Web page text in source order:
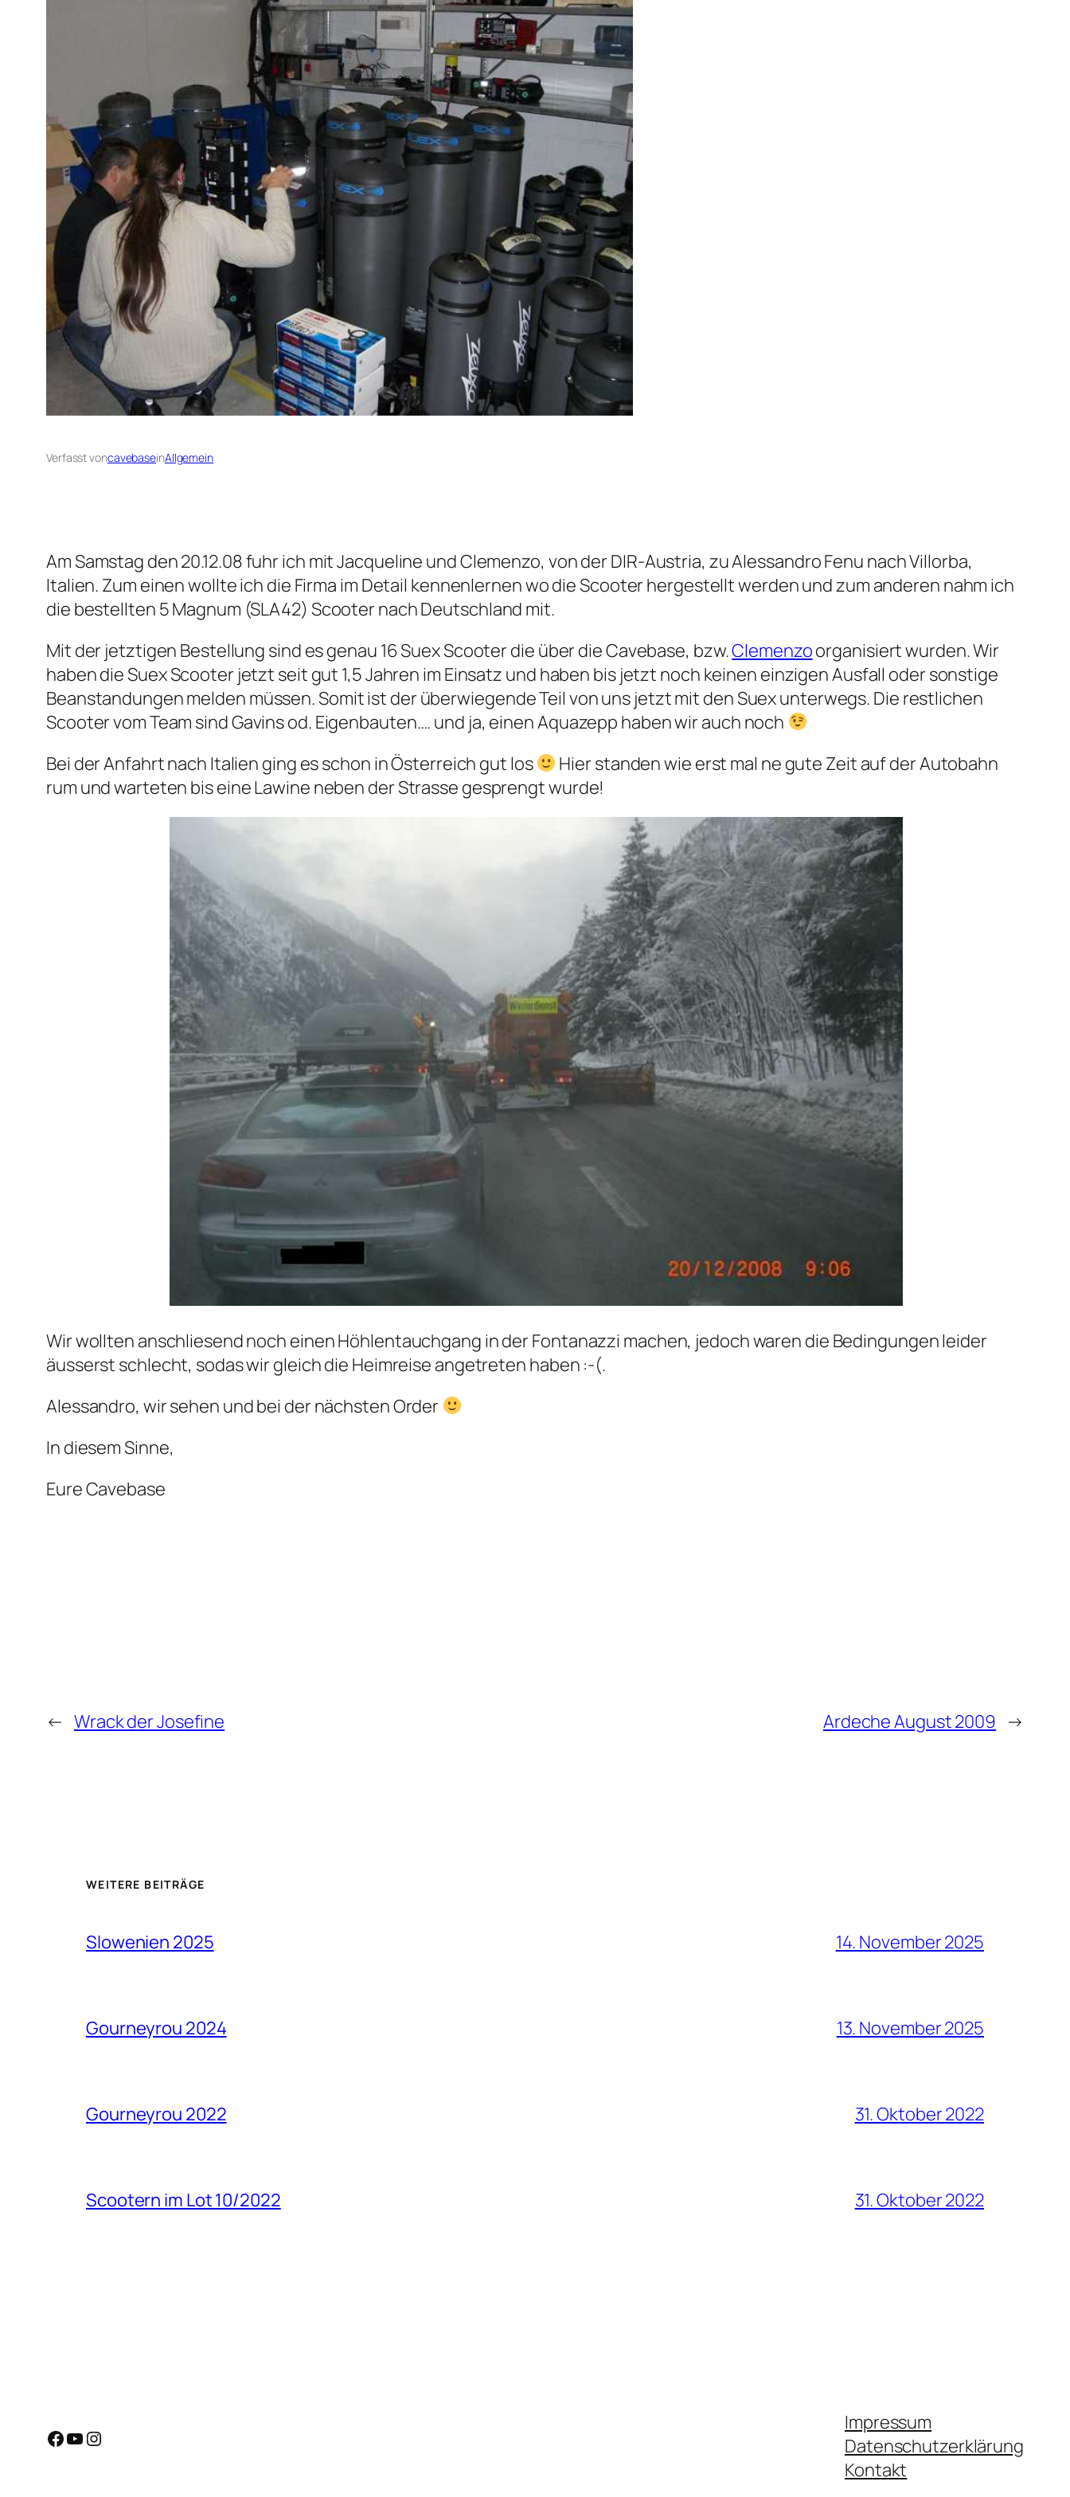
Verfasst voncavebaseinAllgemein
Am Samstag den 20.12.08 fuhr ich mit Jacqueline und Clemenzo, von der DIR-Austria, zu Alessandro Fenu nach Villorba,
Italien. Zum einen wollte ich die Firma im Detail kennenlernen wo die Scooter hergestellt werden und zum anderen nahm ich
die bestellten 5 Magnum (SLA42) Scooter nach Deutschland mit.
Mit der jetztigen Bestellung sind es genau 16 Suex Scooter die über die Cavebase, bzw.Clemenzoorganisiert wurden. Wir
haben die Suex Scooter jetzt seit gut 1,5 Jahren im Einsatz und haben bis jetzt noch keinen einzigen Ausfall oder sonstige
Beanstandungen melden müssen. Somit ist der überwiegende Teil von uns jetzt mit den Suex unterwegs. Die restlichen
Scooter vom Team sind Gavins od. Eigenbauten…. und ja, einen Aquazepp haben wir auch noch
Bei der Anfahrt nach Italien ging es schon in Österreich gut los
Hier standen wie erst mal ne gute Zeit auf der Autobahn
rum und warteten bis eine Lawine neben der Strasse gesprengt wurde!
Wir wollten anschliesend noch einen Höhlentauchgang in der Fontanazzi machen, jedoch waren die Bedingungen leider
äusserst schlecht, sodas wir gleich die Heimreise angetreten haben :-(.
Alessandro, wir sehen und bei der nächsten Order
In diesem Sinne,
Eure Cavebase
← Wrack der Josefine Ardeche August 2009 →
WEITERE BEITRÄGE
Slowenien 2025 14. November 2025
Gourneyrou 2024 13. November 2025
Gourneyrou 2022 31. Oktober 2022
Scootern im Lot 10/2022 31. Oktober 2022
Facebook YouTube Instagram
Impressum
Datenschutzerklärung
Kontakt